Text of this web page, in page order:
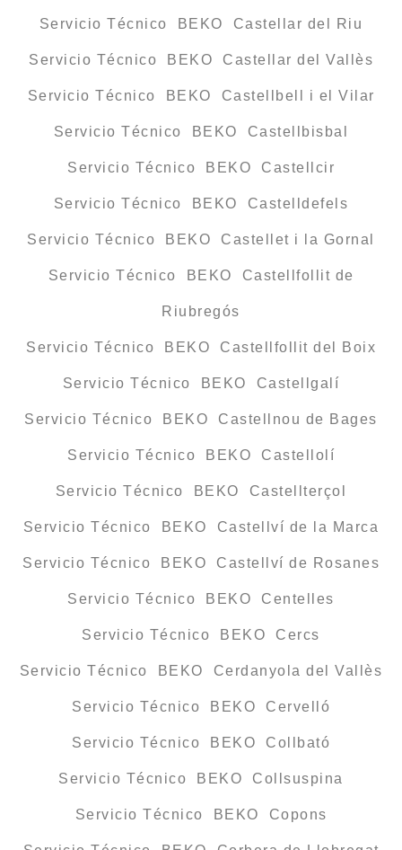
Servicio Técnico BEKO Castellar del Riu
Servicio Técnico BEKO Castellar del Vallès
Servicio Técnico BEKO Castellbell i el Vilar
Servicio Técnico BEKO Castellbisbal
Servicio Técnico BEKO Castellcir
Servicio Técnico BEKO Castelldefels
Servicio Técnico BEKO Castellet i la Gornal
Servicio Técnico BEKO Castellfollit de
Riubregós
Servicio Técnico BEKO Castellfollit del Boix
Servicio Técnico BEKO Castellgalí
Servicio Técnico BEKO Castellnou de Bages
Servicio Técnico BEKO Castellolí
Servicio Técnico BEKO Castellterçol
Servicio Técnico BEKO Castellví de la Marca
Servicio Técnico BEKO Castellví de Rosanes
Servicio Técnico BEKO Centelles
Servicio Técnico BEKO Cercs
Servicio Técnico BEKO Cerdanyola del Vallès
Servicio Técnico BEKO Cervelló
Servicio Técnico BEKO Collbató
Servicio Técnico BEKO Collsuspina
Servicio Técnico BEKO Copons